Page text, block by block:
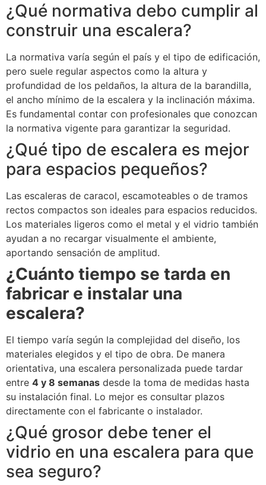
¿Qué normativa debo cumplir al
construir una escalera?
La normativa varía según el país y el tipo de edificación,
pero suele regular aspectos como la altura y
profundidad de los peldaños, la altura de la barandilla,
el ancho mínimo de la escalera y la inclinación máxima.
Es fundamental contar con profesionales que conozcan
la normativa vigente para garantizar la seguridad.
¿Qué tipo de escalera es mejor
para espacios pequeños?
Las escaleras de caracol, escamoteables o de tramos
rectos compactos son ideales para espacios reducidos.
Los materiales ligeros como el metal y el vidrio también
ayudan a no recargar visualmente el ambiente,
aportando sensación de amplitud.
¿Cuánto tiempo se tarda en
fabricar e instalar una
escalera?
El tiempo varía según la complejidad del diseño, los
materiales elegidos y el tipo de obra. De manera
orientativa, una escalera personalizada puede tardar
entre 4 y 8 semanas desde la toma de medidas hasta
su instalación final. Lo mejor es consultar plazos
directamente con el fabricante o instalador.
¿Qué grosor debe tener el
vidrio en una escalera para que
sea seguro?